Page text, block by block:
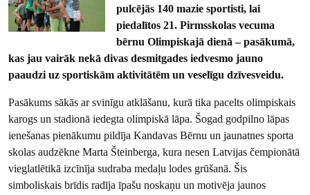
pulcējās 140 mazie sportisti, lai
piedalītos 21. Pirmsskolas vecuma
bērnu Olimpiskajā dienā – pasākumā,
kas jau vairāk nekā divas desmitgades iedvesmo jauno
paaudzi uz sportiskām aktivitātēm un veselīgu dzīvesveidu.
Pasākums sākās ar svinīgu atklāšanu, kurā tika pacelts olimpiskais
karogs un stadionā iedegta olimpiskā lāpa. Šogad godpilno lāpas
ienešanas pienākumu pildīja Kandavas Bērnu un jaunatnes sporta
skolas audzēkne Marta Šteinberga, kura nesen Latvijas čempionātā
vieglatlētikā izcīnīja sudraba medaļu lodes grūšanā. Šis
simboliskais brīdis radīja īpašu noskaņu un motivēja jaunos